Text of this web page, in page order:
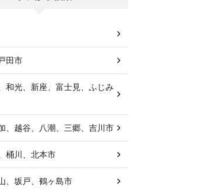
田市
和光、新座、富士見、ふじみ
、越谷、八潮、三郷、吉川市
桶川、北本市
、坂戸、鶴ヶ島市